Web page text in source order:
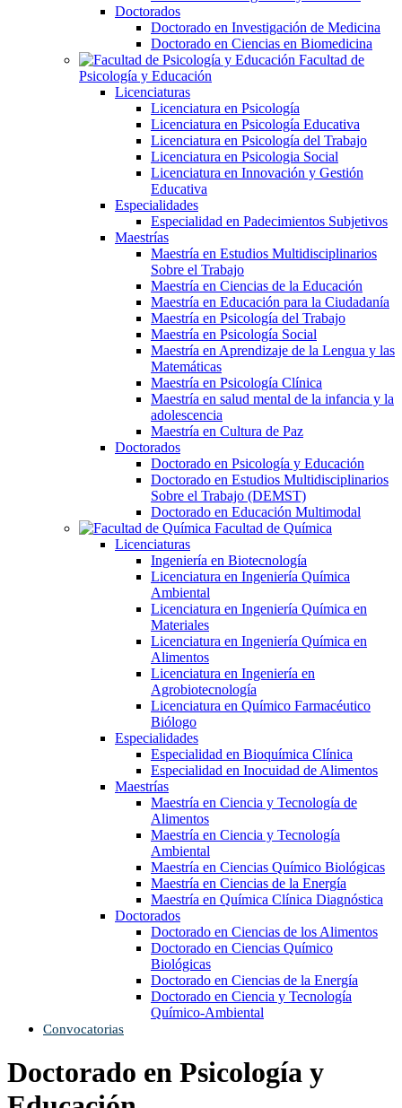
Doctorados
Doctorado en Investigación de Medicina
Doctorado en Ciencias en Biomedicina
Facultad de
Psicología y Educación
Licenciaturas
Licenciatura en Psicología
Licenciatura en Psicología Educativa
Licenciatura en Psicología del Trabajo
Licenciatura en Psicologia Social
Licenciatura en Innovación y Gestión
Educativa
Especialidades
Especialidad en Padecimientos Subjetivos
Maestrías
Maestría en Estudios Multidisciplinarios
Sobre el Trabajo
Maestría en Ciencias de la Educación
Maestría en Educación para la Ciudadanía
Maestría en Psicología del Trabajo
Maestría en Psicología Social
Maestría en Aprendizaje de la Lengua y las
Matemáticas
Maestría en Psicología Clínica
Maestría en salud mental de la infancia y la
adolescencia
Maestría en Cultura de Paz
Doctorados
Doctorado en Psicología y Educación
Doctorado en Estudios Multidisciplinarios
Sobre el Trabajo (DEMST)
Doctorado en Educación Multimodal
Facultad de Química
Licenciaturas
Ingeniería en Biotecnología
Licenciatura en Ingeniería Química
Ambiental
Licenciatura en Ingeniería Química en
Materiales
Licenciatura en Ingeniería Química en
Alimentos
Licenciatura en Ingeniería en
Agrobiotecnología
Licenciatura en Químico Farmacéutico
Biólogo
Especialidades
Especialidad en Bioquímica Clínica
Especialidad en Inocuidad de Alimentos
Maestrías
Maestría en Ciencia y Tecnología de
Alimentos
Maestría en Ciencia y Tecnología
Ambiental
Maestría en Ciencias Químico Biológicas
Maestría en Ciencias de la Energía
Maestría en Química Clínica Diagnóstica
Doctorados
Doctorado en Ciencias de los Alimentos
Doctorado en Ciencias Químico
Biológicas
Doctorado en Ciencias de la Energía
Doctorado en Ciencia y Tecnología
Químico-Ambiental
Convocatorias
Doctorado en Psicología y